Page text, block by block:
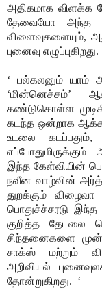
அதிகமாக விளக்க
தேவையோ அந்த
விளைவுகளையும்,
புனைவு எழுப்புகிறது.
‘ பல்கலனும் யாம்
‘மின்னெச்சம்’
கண்டுகொள்ள
கடந்த ஒன்றாக ஆக்க
உடலை கடப்பதும்,
இந்த கேள்வியின்
நவீன வாழ்வின்
துறக்கும்
பொதுச்ச்சரடு இந்த
குறித்த தேடலை
சிந்தனைகளை
சாக்ஸ் மற்றும்
அறிவியல்
தோன்றுகிறது. ‘